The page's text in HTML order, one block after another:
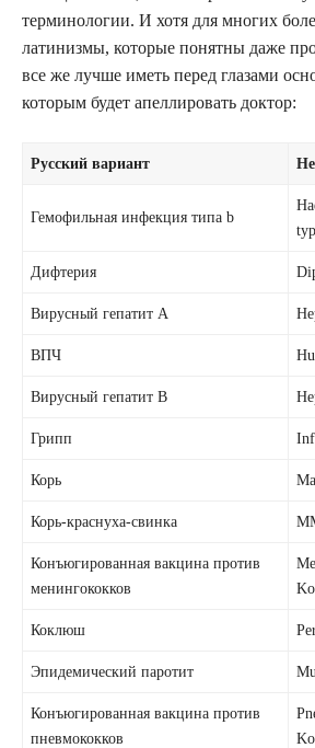
терминологии. И хотя для многих
латинизмы, которые понятны даже
все же лучше иметь перед глазами
которым будет апеллировать доктор:
Русский вариант
Гемофильная инфекция типа b
Дифтерия
Вирусный гепатит А
ВПЧ
Вирусный гепатит В
Грипп
Корь
Корь-краснуха-свинка
Конъюгированная вакцина против
менингококков
Коклюш
Эпидемический паротит
Конъюгированная вакцина против
пневмококков